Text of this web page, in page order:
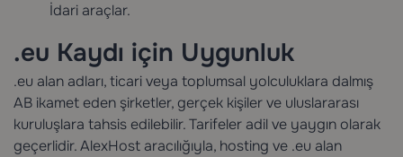
İdari araçlar.
.eu Kaydı için Uygunluk
.eu alan adları, ticari veya toplumsal yolculuklara dalmış
AB ikamet eden şirketler, gerçek kişiler ve uluslararası
kuruluşlara tahsis edilebilir. Tarifeler adil ve yaygın olarak
geçerlidir. AlexHost aracılığıyla, hosting ve .eu alan